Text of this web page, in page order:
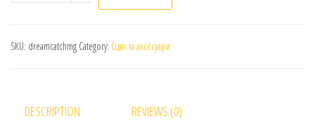
SKU: dreamcatchmg Category: Одяг та аксесуари
DESCRIPTION REVIEWS (0)